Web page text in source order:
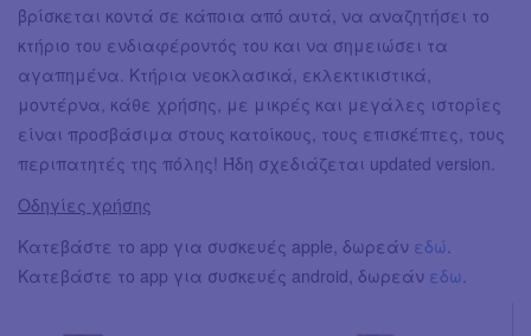
βρίσκεται κοντά σε κάποια από αυτά, να αναζητήσει το
κτήριο του ενδιαφέροντός του και να σημειώσει τα
αγαπημένα. Κτήρια νεοκλασικά, εκλεκτικιστικά,
μοντέρνα, κάθε χρήσης, με μικρές και μεγάλες ιστορίες
είναι προσβάσιμα στους κατοίκους, τους επισκέπτες, τους
περιπατητές της πόλης! Ήδη σχεδιάζεται updated version.
Οδηγίες χρήσης
Κατεβάστε το app για συσκευές apple, δωρεάν εδώ.
Κατεβάστε το app για συσκευές android, δωρεάν εδω.